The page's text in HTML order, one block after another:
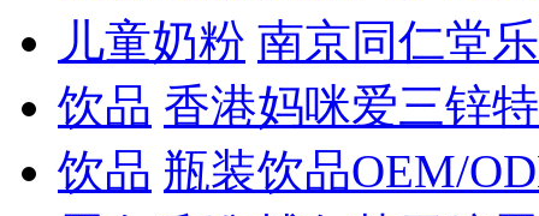
儿童奶粉 南京同仁堂
饮品 香港妈咪爱三锌
饮品 瓶装饮品OEM/